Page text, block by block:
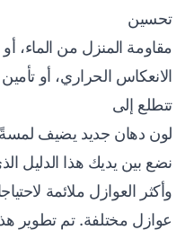
تحسين
مقاومة المنزل من الماء،
الانعكاس الحراري، أو
تتطلع إلى
لون دهان جديد يضيف
نضع بين يديك هذا الدليل
وأكثر العوازل ملائمة
عوازل مختلفة. تم تطوير